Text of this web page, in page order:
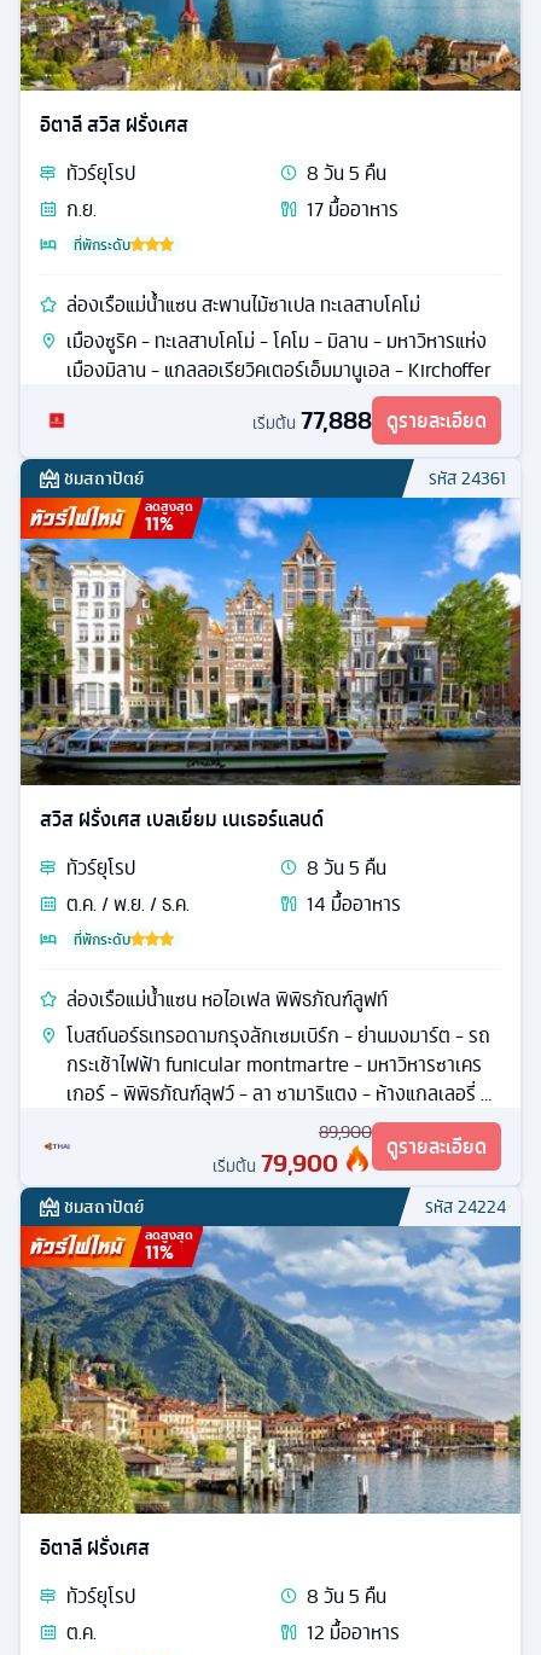
อิตาลี สวิส ฝรั่งเศส
ทัวร์ยุโรป 8วัน5 คืน
ก.ย.
17มื้ออาหาร
ที่พักระดับ
ล่องเรือแม่น้ำแซน สะพานไม้ซาเปล ทะเลสาบโคโม่
เมืองซูริค - ทะเลสาบโคโม่ - โคโม - มิลาน - มหาวิหารแห่ง
เมืองมิลาน - แกลลอเรียวิคเตอร์เอ็มมานูเอล - Kirchoffer
เริ่มต้น 77,888 ดูรายละเอียด
ชมสถาปัตย์ รหัส24361
ลดสูงสุด
11%
สวิส ฝรั่งเศส เบลเยี่ยม เนเธอร์แลนด์
ทัวร์ยุโรป 8วัน5 คืน
ต.ค. / พ.ย. / ธ.ค.
14 มื้ออาหาร
ที่พักระดับ
ล่องเรือแม่น้ำแซน หอไอเฟล พิพิธภัณฑ์ลูฟท์
โบสถ์นอร์ธเทรอดามกรุงลักเซมเบิร์ก - ย่านมงมาร์ต - รถ
กระเช้าไฟฟ้า funicular montmartre - มหาวิหารซาเคร
เกอร์ - พิพิธภัณฑ์ลุฟว์ - ลา ซามาริแตง - ห้างแกลเลอรี่ ลา
89,900
เริ่มต้น 79,900 ดูรายละเอียด
ชมสถาปัตย์ รหัส24224
ลดสูงสุด
11%
อิตาลี ฝรั่งเศส
ทัวร์ยุโรป 8วัน5 คืน
ต.ค.
12 มื้ออาหาร